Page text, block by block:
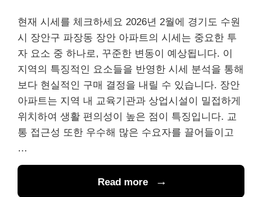
현재 시세를 체크하세요 2026년 2월에 경기도 수원
시 장안구 파장동 장안 아파트의 시세는 중요한 투
자 요소 중 하나로, 꾸준한 변동이 예상됩니다. 이
지역의 특징적인 요소들을 반영한 시세 분석을 통해
보다 현실적인 구매 결정을 내릴 수 있습니다. 장안
아파트는 지역 내 교육기관과 상업시설이 밀접하게
위치하여 생활 편의성이 높은 점이 특징입니다. 교
통 접근성 또한 우수해 많은 수요자를 끌어들이고
…
Read more